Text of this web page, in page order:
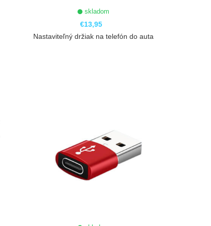
skladom
€13,95
Nastaviteľný držiak na telefón do auta